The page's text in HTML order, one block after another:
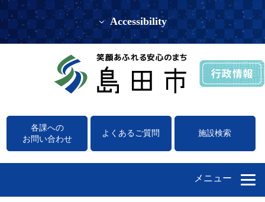
Accessibility
各課への
お問い合わせ
よくあるご質問 施設検索
メニュー